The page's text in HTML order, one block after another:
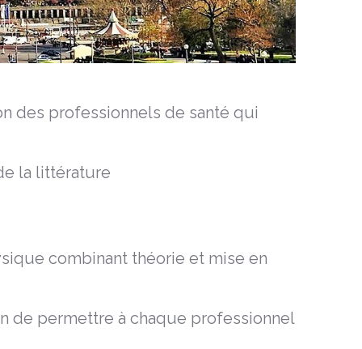
des professionnels de santé qui
la littérature
combinant théorie et mise en
de permettre à chaque professionnel